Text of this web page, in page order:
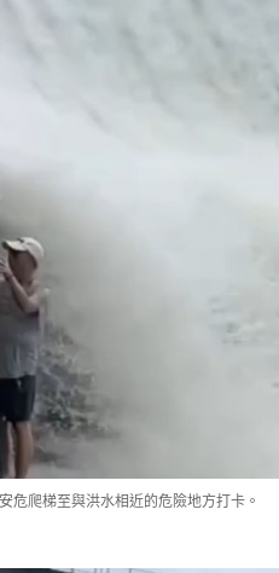
危爬梯至與洪水相近的危險地方打卡。